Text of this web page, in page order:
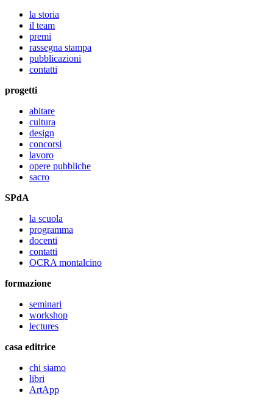
la storia
il team
premi
rassegna stampa
pubblicazioni
contatti
progetti
abitare
cultura
design
concorsi
lavoro
opere pubbliche
sacro
SPdA
la scuola
programma
docenti
contatti
OCRA montalcino
formazione
seminari
workshop
lectures
casa editrice
chi siamo
libri
ArtApp